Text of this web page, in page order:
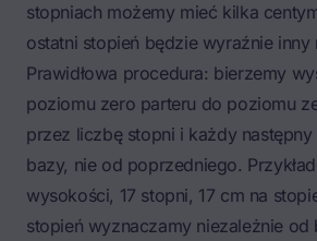
stopniach możemy mieć kilka
ostatni stopień będzie wyraźnie inny
Prawidłowa procedura: bierzemy
poziomu zero parteru do poziomu
przez liczbę stopni i każdy
bazy, nie od poprzedniego.
wysokości, 17 stopni, 17 cm na
stopień wyznaczamy niezależnie od